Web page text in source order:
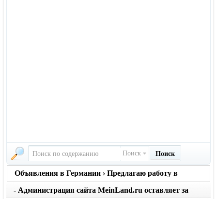
Поиск Поиск
Объявления в Германии › Предлагаю работу в
Германии
- Администрация сайта MeinLand.ru оставляет за